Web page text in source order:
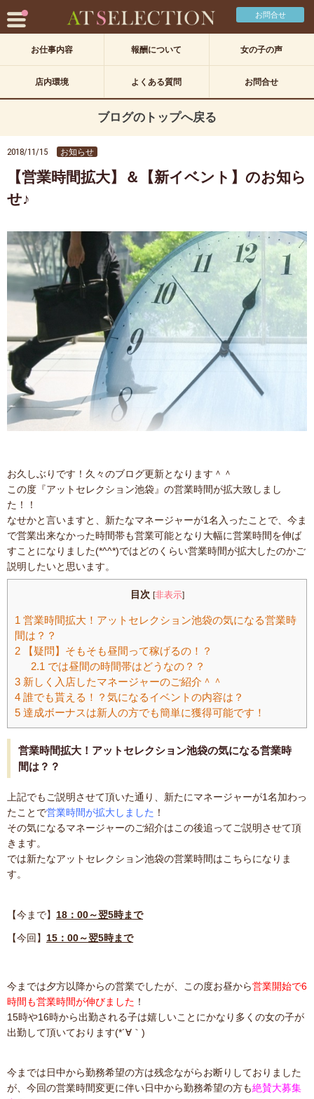
お問合せ
お仕事内容 報酬について 女の子の声
店内環境 よくある質問 お問合せ
ブログのトップへ戻る
2018/11/15 お知らせ
【営業時間拡大】＆【新イベント】のお知ら
せ♪
お久しぶりです！久々のブログ更新となります＾＾
この度『アットセレクション池袋』の営業時間が拡大致しまし
た！！
なせかと言いますと、新たなマネージャーが1名入ったことで、今ま
で営業出来なかった時間帯も営業可能となり大幅に営業時間を伸ば
すことになりました(*^^*)ではどのくらい営業時間が拡大したのかご
説明したいと思います。
目次 [非表示]
1 営業時間拡大！アットセレクション池袋の気になる営業時
間は？？
2 【疑問】そもそも昼間って稼げるの！？
2.1 では昼間の時間帯はどうなの？？
3 新しく入店したマネージャーのご紹介＾＾
4 誰でも貰える！？気になるイベントの内容は？
5 達成ボーナスは新人の方でも簡単に獲得可能です！
営業時間拡大！アットセレクション池袋の気になる営業時
間は？？
上記でもご説明させて頂いた通り、新たにマネージャーが1名加わっ
たことで営業時間が拡大しました ！
その気になるマネージャーのご紹介はこの後追ってご説明させて頂
きます。
では新たなアットセレクション池袋の営業時間はこちらになりま
す。
【今まで】 18：00～翌5時まで
【今回】 15：00～翌5時まで
今までは夕方以降からの営業でしたが、この度お昼から営業開始で6
時間も営業時間が伸びました ！
15時や16時から出勤される子は嬉しいことにかなり多くの女の子が
出勤して頂いております(*´∀｀)
今までは日中から勤務希望の方は残念ながらお断りしておりました
が、今回の営業時間変更に伴い日中から勤務希望の方も絶賛大募集